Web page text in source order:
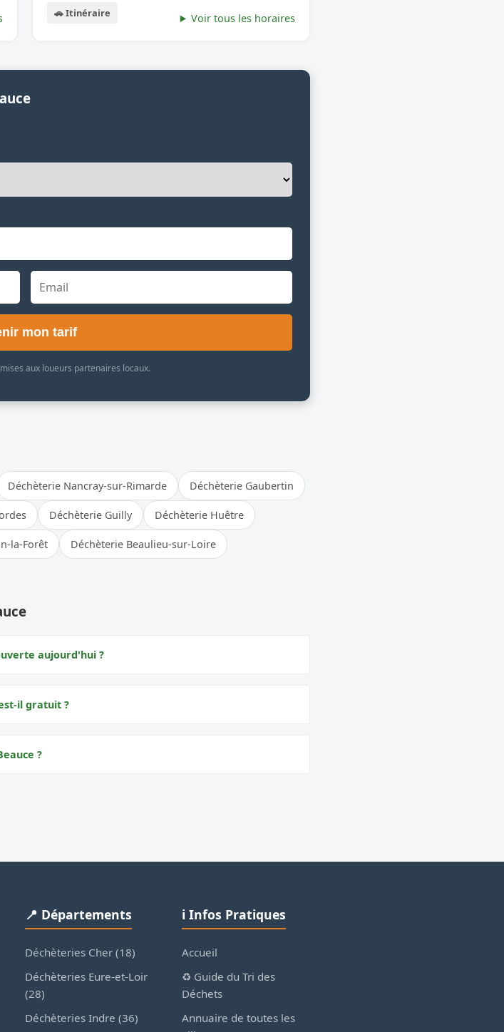
🚗 Itinéraire Voir tous les horaires
mon tarif
aux loueurs partenaires locaux.
Déchèterie Nancray-sur-Rimarde Déchèterie Gaubertin
Déchèterie Guilly Déchèterie Huêtre
la-Forêt Déchèterie Beaulieu-sur-Loire
aujourd'hui ?
il gratuit ?
?
📍 Départements
Déchèteries Cher (18)
Déchèteries Eure-et-Loir
(28)
Déchèteries Indre (36)
ℹ️ Infos Pratiques
Accueil
♻️ Guide du Tri des
Déchets
Annuaire de toutes les